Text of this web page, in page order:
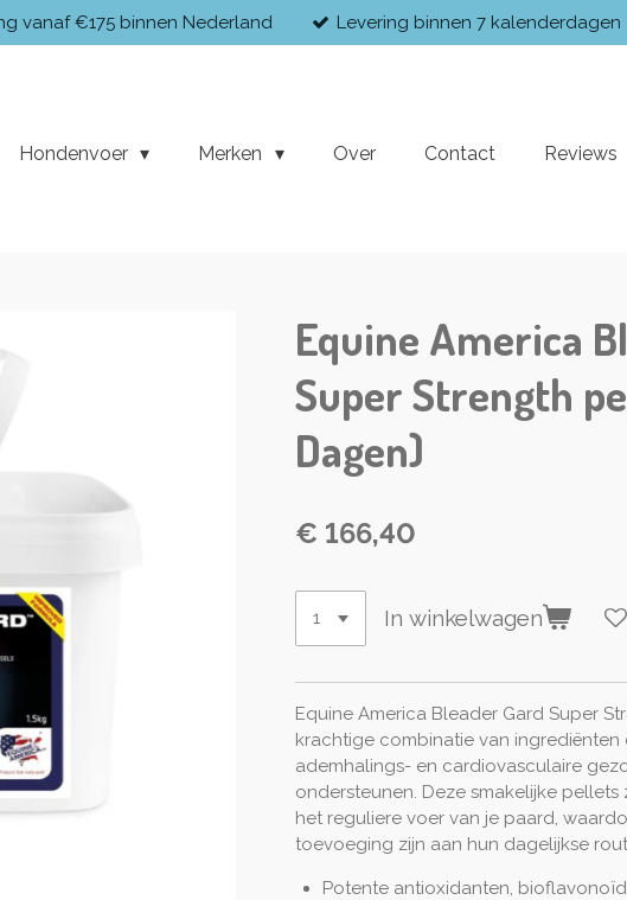
vanaf €175 binnen Nederland Levering binnen 7 kalenderdagen
Hondenvoer Merken Over Contact Reviews
Equine America
Super Strength
Dagen)
€ 166,40
In winkelwagen
Equine America Bleader Gard Super
krachtige combinatie van
ademhalings- en cardiovasculaire
ondersteunen. Deze smakelijke
het reguliere voer van je paard,
toevoeging zijn aan hun dagelijkse
Potente antioxidanten,